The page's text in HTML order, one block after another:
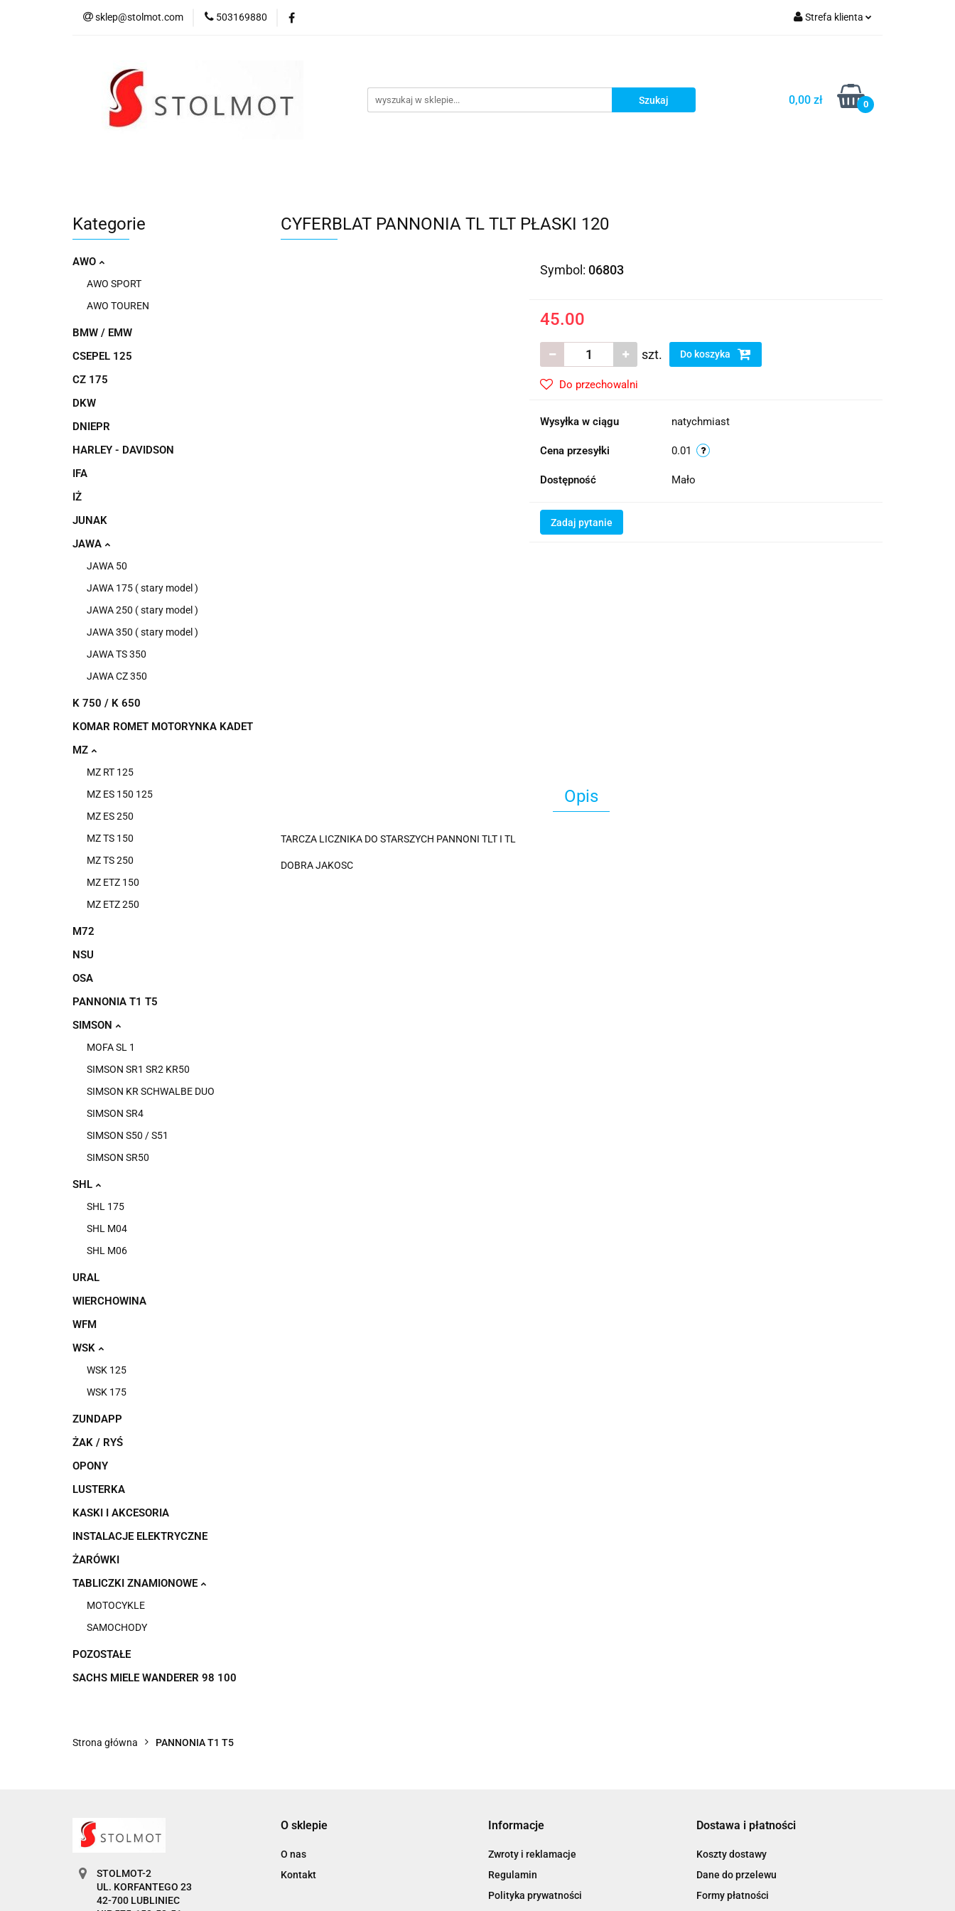
sklep@stolmot.com 503169880 Strefa klienta
Dodaj zgłoszenie
0,00 zł 0
Kategorie
AWO
AWO SPORT
AWO TOUREN
BMW / EMW
CSEPEL 125
CZ 175
DKW
DNIEPR
HARLEY - DAVIDSON
IFA
IŻ
JUNAK
JAWA
JAWA 50
JAWA 175 ( stary model )
JAWA 250 ( stary model )
JAWA 350 ( stary model )
JAWA TS 350
JAWA CZ 350
K 750 / K 650
KOMAR ROMET MOTORYNKA KADET
MZ
MZ RT 125
MZ ES 150 125
MZ ES 250
MZ TS 150
MZ TS 250
MZ ETZ 150
MZ ETZ 250
M72
NSU
OSA
PANNONIA T1 T5
SIMSON
MOFA SL 1
SIMSON SR1 SR2 KR50
SIMSON KR SCHWALBE DUO
SIMSON SR4
SIMSON S50 / S51
SIMSON SR50
SHL
SHL 175
SHL M04
SHL M06
URAL
WIERCHOWINA
WFM
WSK
WSK 125
WSK 175
ZUNDAPP
ŻAK / RYŚ
OPONY
LUSTERKA
KASKI I AKCESORIA
INSTALACJE ELEKTRYCZNE
ŻARÓWKI
TABLICZKI ZNAMIONOWE
MOTOCYKLE
SAMOCHODY
POZOSTAŁE
SACHS MIELE WANDERER 98 100
CYFERBLAT PANNONIA TL TLT PŁASKI 120
Symbol: 06803
45.00
szt. Do koszyka
Do przechowalni
Wysyłka w ciągu natychmiast
Cena przesyłki 0.01
Dostępność Mało
Zadaj pytanie
Opis
TARCZA LICZNIKA DO STARSZYCH PANNONI TLT I TL
DOBRA JAKOSC
Strona główna PANNONIA T1 T5
STOLMOT-2
UL. KORFANTEGO 23
42-700 LUBLINIEC
O sklepie
O nas
Kontakt
Informacje
Zwroty i reklamacje
Regulamin
Polityka prywatności
Dostawa i płatności
Koszty dostawy
Dane do przelewu
Formy płatności